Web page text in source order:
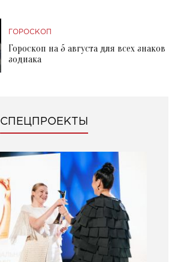
ГОРОСКОП
Гороскоп на 5 августа для всех знаков
зодиака
СПЕЦПРОЕКТЫ